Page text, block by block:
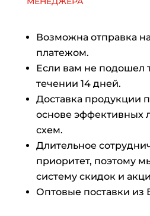
Возможна отправка
платежом.
Если вам не подошел
течении 14 дней.
Доставка продукции
основе эффективных
схем.
Длительное
приоритет, поэтому
систему скидок и
Оптовые поставки из